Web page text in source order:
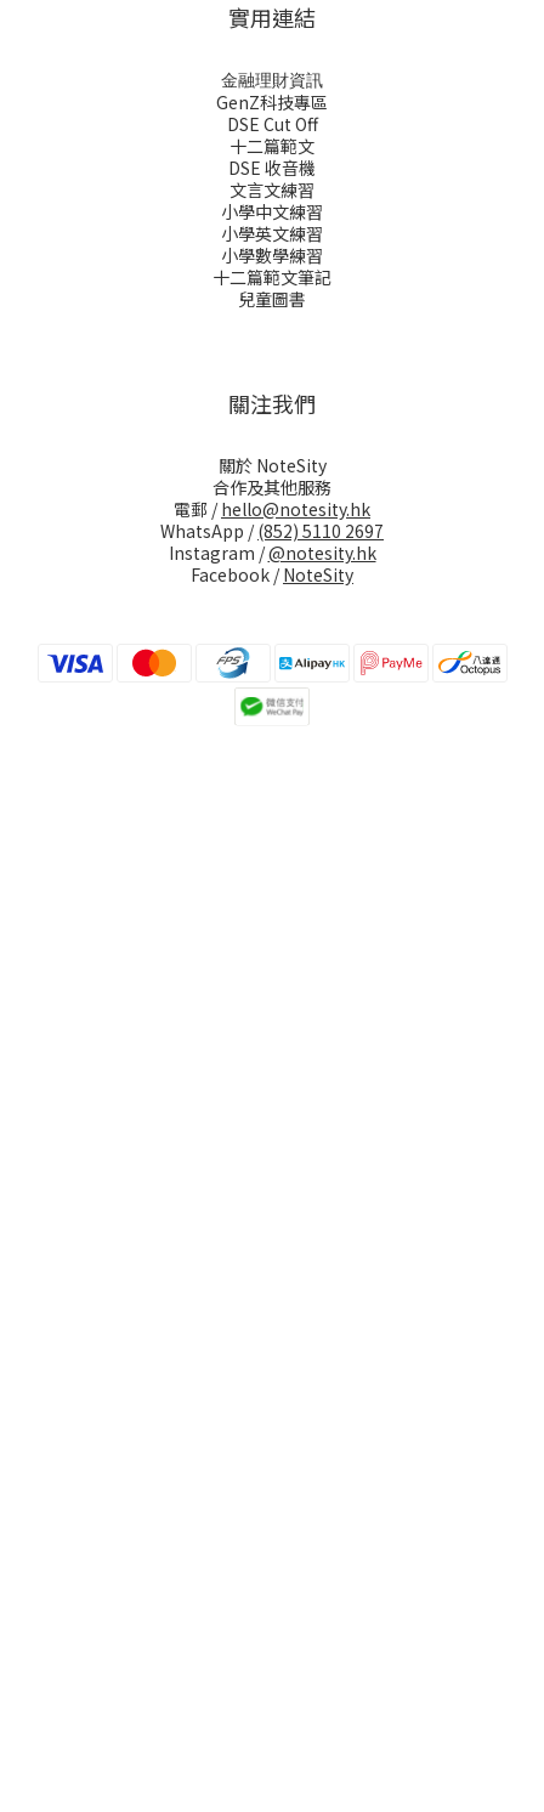
實用連結
金融理財資訊
GenZ科技專區
DSE Cut Off
十二篇範文
DSE 收音機
文言文練習
小學中文練習
小學英文練習
小學數學練習
十二篇範文筆記
兒童圖書
關注我們
關於 NoteSity
合作及其他服務
電郵 /hello@notesity.hk
WhatsApp /(852) 5110 2697
Instagram /@notesity.hk
Facebook /NoteSity